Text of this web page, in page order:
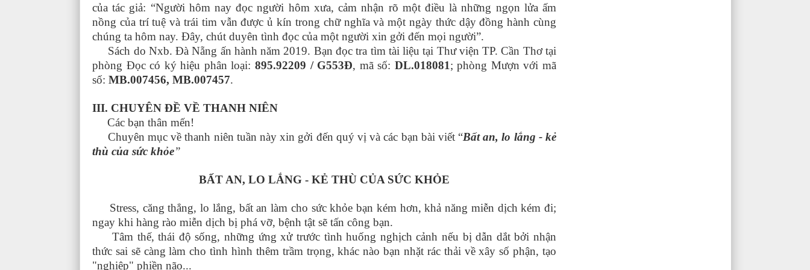
của tác giả: “Người hôm nay đọc người hôm xưa, cảm nhận rõ một điều là những ngọn lửa ấm
nồng của trí tuệ và trái tim vẫn được ủ kín trong chữ nghĩa và một ngày thức dậy đồng hành cùng
chúng ta hôm nay. Đây, chút duyên tình đọc của một người xin gởi đến mọi người”.
Sách do Nxb. Đà Nẵng ấn hành năm 2019. Bạn đọc tra tìm tài liệu tại Thư viện TP. Cần Thơ tại
phòng Đọc có ký hiệu phân loại: 895.92209 / G553Đ, mã số: DL.018081; phòng Mượn với mã
số: MB.007456, MB.007457.
III. CHUYÊN ĐỀ VỀ THANH NIÊN
Các bạn thân mến!
Chuyên mục về thanh niên tuần này xin gởi đến quý vị và các bạn bài viết “Bất an, lo lắng - kẻ
thù của sức khỏe”
BẤT AN, LO LẮNG - KẺ THÙ CỦA SỨC KHỎE
Stress, căng thẳng, lo lắng, bất an làm cho sức khỏe bạn kém hơn, khả năng miễn dịch kém đi;
ngay khi hàng rào miễn dịch bị phá vỡ, bệnh tật sẽ tấn công bạn.
Tâm thế, thái độ sống, những ứng xử trước tình huống nghịch cảnh nếu bị dẫn dắt bởi nhận
thức sai sẽ càng làm cho tình hình thêm trầm trọng, khác nào bạn nhặt rác thải về xây số phận, tạo
"nghiệp" phiền não...